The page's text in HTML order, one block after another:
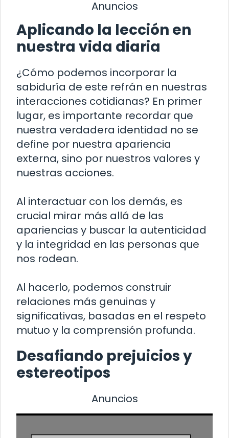
Anuncios
Aplicando la lección en
nuestra vida diaria
¿Cómo podemos incorporar la
sabiduría de este refrán en nuestras
interacciones cotidianas? En primer
lugar, es importante recordar que
nuestra verdadera identidad no se
define por nuestra apariencia
externa, sino por nuestros valores y
nuestras acciones.
Al interactuar con los demás, es
crucial mirar más allá de las
apariencias y buscar la autenticidad
y la integridad en las personas que
nos rodean.
Al hacerlo, podemos construir
relaciones más genuinas y
significativas, basadas en el respeto
mutuo y la comprensión profunda.
Desafiando prejuicios y
estereotipos
Anuncios